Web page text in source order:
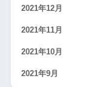
2021年12月
2021年11月
2021年10月
2021年9月